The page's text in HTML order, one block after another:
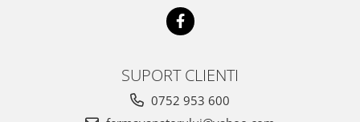
SUPORT CLIENTI
0752 953 600